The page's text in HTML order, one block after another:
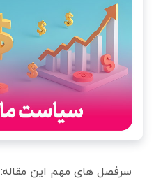
سرفصل های مهم این مقاله: